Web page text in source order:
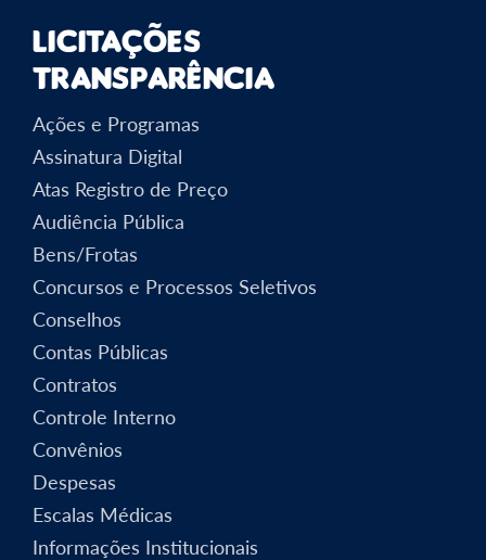
Licitações
Transparência
Ações e Programas
Assinatura Digital
Atas Registro de Preço
Audiência Pública
Bens/Frotas
Concursos e Processos Seletivos
Conselhos
Contas Públicas
Contratos
Controle Interno
Convênios
Despesas
Escalas Médicas
Informações Institucionais